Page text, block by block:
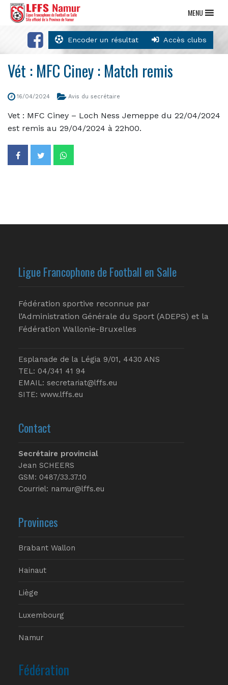
Encoder un résultat Accès clubs
MENU
Vét : MFC Ciney : Match remis
16/04/2024 Avis du secrétaire
Vet : MFC Ciney – Loch Ness Jemeppe du 22/04/2024
est remis au 29/04/2024 à 22h00.
Ligue Francophone de Football en Salle
Fédération sportive reconnue par
l’Administration Générale du Sport (ADEPS) et la
Fédération Wallonie-Bruxelles
Esplanade de la Légia 9/01, 4430 ANS
TEL: 04/341 41 94
EMAIL: secretariat@lffs.eu
SITE: www.lffs.eu
Contact
Secrétaire provincial
Jean SCHEERS
GSM: 0487/33.37.10
Courriel: namur@lffs.eu
Provinces
Brabant Wallon
Hainaut
Liège
Luxembourg
Namur
Fédération